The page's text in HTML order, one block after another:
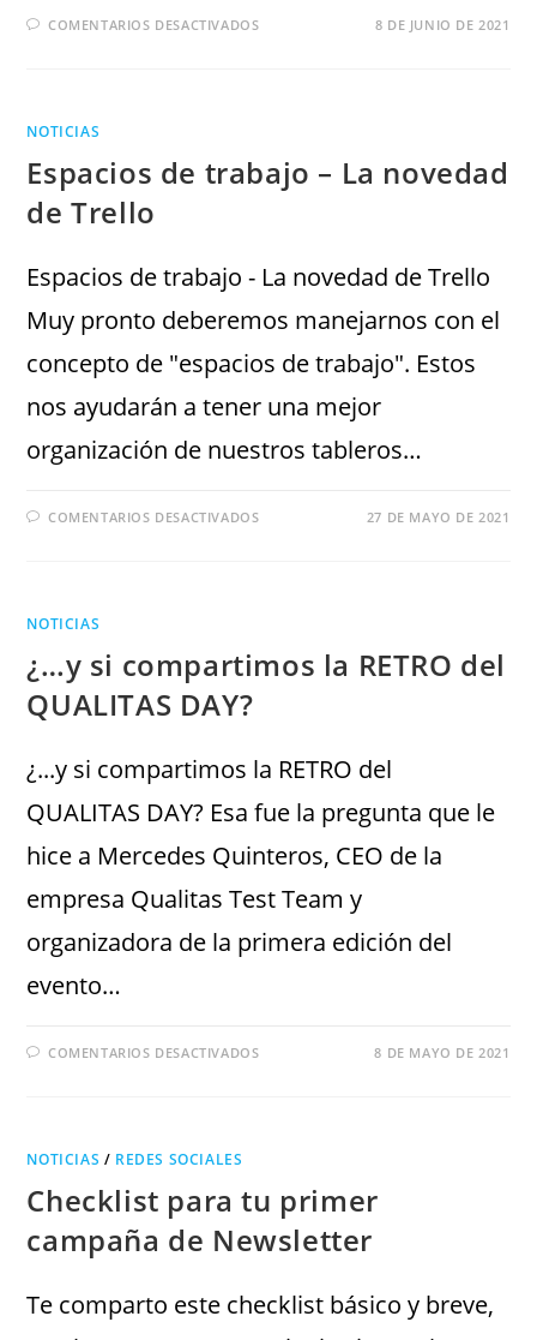
COMENTARIOS DESACTIVADOS 8 DE JUNIO DE 2021
NOTICIAS
Espacios de trabajo – La novedad
de Trello
Espacios de trabajo - La novedad de Trello
Muy pronto deberemos manejarnos con el
concepto de "espacios de trabajo". Estos
nos ayudarán a tener una mejor
organización de nuestros tableros…
COMENTARIOS DESACTIVADOS 27 DE MAYO DE 2021
NOTICIAS
¿…y si compartimos la RETRO del
QUALITAS DAY?
¿...y si compartimos la RETRO del
QUALITAS DAY? Esa fue la pregunta que le
hice a Mercedes Quinteros, CEO de la
empresa Qualitas Test Team y
organizadora de la primera edición del
evento…
COMENTARIOS DESACTIVADOS 8 DE MAYO DE 2021
NOTICIAS / REDES SOCIALES
Checklist para tu primer
campaña de Newsletter
Te comparto este checklist básico y breve,